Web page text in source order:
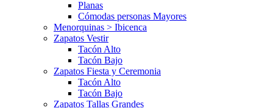
Planas
Cómodas personas Mayores
Menorquinas > Ibicenca
Zapatos Vestir
Tacón Alto
Tacón Bajo
Zapatos Fiesta y Ceremonia
Tacón Alto
Tacón Bajo
Zapatos Tallas Grandes